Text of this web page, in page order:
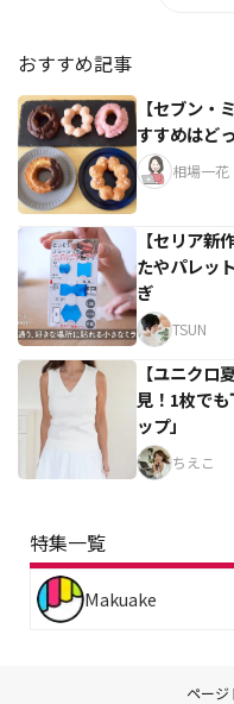
おすすめ記事
【セブン・
すすめはど
相場一花
【セリア新
たやパレッ
ぎ
TSUN
【ユニクロ
見！1枚で
ップ」
ちえこ
特集一覧
Makuake
ページ